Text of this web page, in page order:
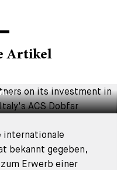
Artikel
internationale
bekannt gegeben,
Erwerb einer